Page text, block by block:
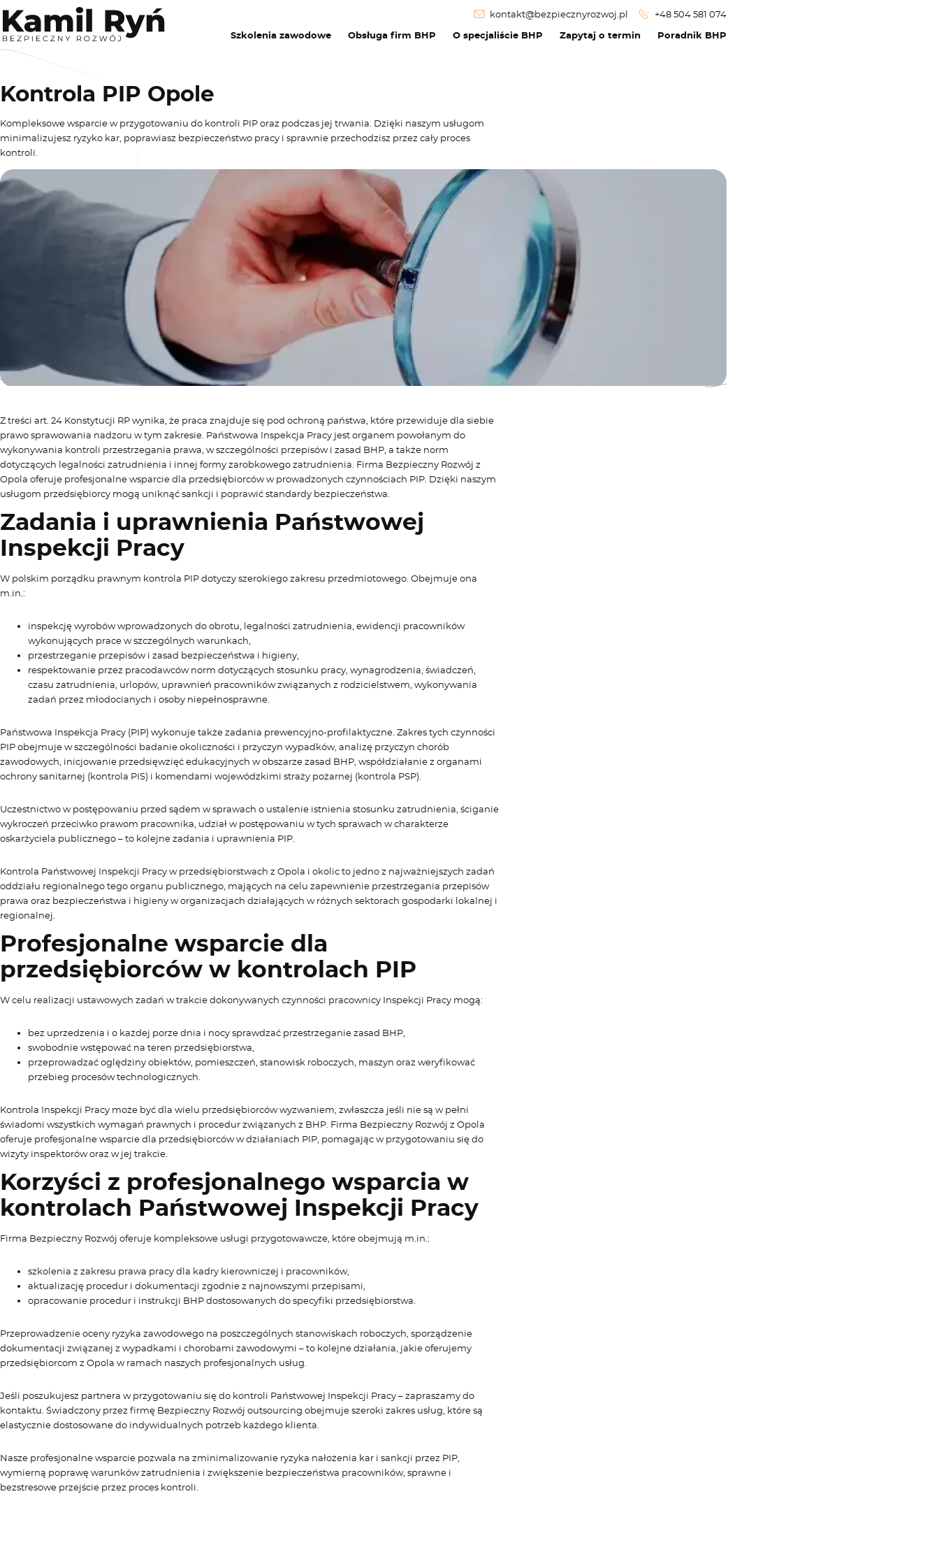
kontakt@bezpiecznyrozwoj.pl +48 504 581 074
Szkolenia zawodowe Obsługa firm BHP O specjaliście BHP Zapytaj o termin Poradnik BHP
Kontrola PIP Opole
Kompleksowe wsparcie w przygotowaniu do kontroli PIP oraz podczas jej trwania. Dzięki naszym usługom
minimalizujesz ryzyko kar, poprawiasz bezpieczeństwo pracy i sprawnie przechodzisz przez cały proces
kontroli.
Z treści art. 24 Konstytucji RP wynika, że praca znajduje się pod ochroną państwa, które przewiduje dla siebie
prawo sprawowania nadzoru w tym zakresie. Państwowa Inspekcja Pracy jest organem powołanym do
wykonywania kontroli przestrzegania prawa, w szczególności przepisów i zasad BHP, a także norm
dotyczących legalności zatrudnienia i innej formy zarobkowego zatrudnienia. Firma Bezpieczny Rozwój z
Opola oferuje profesjonalne wsparcie dla przedsiębiorców w prowadzonych czynnościach PIP. Dzięki naszym
usługom przedsiębiorcy mogą uniknąć sankcji i poprawić standardy bezpieczeństwa.
Zadania i uprawnienia Państwowej
Inspekcji Pracy
W polskim porządku prawnym kontrola PIP dotyczy szerokiego zakresu przedmiotowego. Obejmuje ona
m.in.:
inspekcję wyrobów wprowadzonych do obrotu, legalności zatrudnienia, ewidencji pracowników
wykonujących prace w szczególnych warunkach,
przestrzeganie przepisów i zasad bezpieczeństwa i higieny,
respektowanie przez pracodawców norm dotyczących stosunku pracy, wynagrodzenia, świadczeń,
czasu zatrudnienia, urlopów, uprawnień pracowników związanych z rodzicielstwem, wykonywania
zadań przez młodocianych i osoby niepełnosprawne.
Państwowa Inspekcja Pracy (PIP) wykonuje także zadania prewencyjno-profilaktyczne. Zakres tych czynności
PIP obejmuje w szczególności badanie okoliczności i przyczyn wypadków, analizę przyczyn chorób
zawodowych, inicjowanie przedsięwzięć edukacyjnych w obszarze zasad BHP, współdziałanie z organami
ochrony sanitarnej (kontrola PIS) i komendami wojewódzkimi straży pożarnej (kontrola PSP).
Uczestnictwo w postępowaniu przed sądem w sprawach o ustalenie istnienia stosunku zatrudnienia, ściganie
wykroczeń przeciwko prawom pracownika, udział w postępowaniu w tych sprawach w charakterze
oskarżyciela publicznego – to kolejne zadania i uprawnienia PIP.
Kontrola Państwowej Inspekcji Pracy w przedsiębiorstwach z Opola i okolic to jedno z najważniejszych zadań
oddziału regionalnego tego organu publicznego, mających na celu zapewnienie przestrzegania przepisów
prawa oraz bezpieczeństwa i higieny w organizacjach działających w różnych sektorach gospodarki lokalnej i
regionalnej.
Profesjonalne wsparcie dla
przedsiębiorców w kontrolach PIP
W celu realizacji ustawowych zadań w trakcie dokonywanych czynności pracownicy Inspekcji Pracy mogą:
bez uprzedzenia i o każdej porze dnia i nocy sprawdzać przestrzeganie zasad BHP,
swobodnie wstępować na teren przedsiębiorstwa,
przeprowadzać oględziny obiektów, pomieszczeń, stanowisk roboczych, maszyn oraz weryfikować
przebieg procesów technologicznych.
Kontrola Inspekcji Pracy może być dla wielu przedsiębiorców wyzwaniem, zwłaszcza jeśli nie są w pełni
świadomi wszystkich wymagań prawnych i procedur związanych z BHP. Firma Bezpieczny Rozwój z Opola
oferuje profesjonalne wsparcie dla przedsiębiorców w działaniach PIP, pomagając w przygotowaniu się do
wizyty inspektorów oraz w jej trakcie.
Korzyści z profesjonalnego wsparcia w
kontrolach Państwowej Inspekcji Pracy
Firma Bezpieczny Rozwój oferuje kompleksowe usługi przygotowawcze, które obejmują m.in.:
szkolenia z zakresu prawa pracy dla kadry kierowniczej i pracowników,
aktualizację procedur i dokumentacji zgodnie z najnowszymi przepisami,
opracowanie procedur i instrukcji BHP dostosowanych do specyfiki przedsiębiorstwa.
Przeprowadzenie oceny ryzyka zawodowego na poszczególnych stanowiskach roboczych, sporządzenie
dokumentacji związanej z wypadkami i chorobami zawodowymi – to kolejne działania, jakie oferujemy
przedsiębiorcom z Opola w ramach naszych profesjonalnych usług.
Jeśli poszukujesz partnera w przygotowaniu się do kontroli Państwowej Inspekcji Pracy – zapraszamy do
kontaktu. Świadczony przez firmę Bezpieczny Rozwój outsourcing obejmuje szeroki zakres usług, które są
elastycznie dostosowane do indywidualnych potrzeb każdego klienta.
Nasze profesjonalne wsparcie pozwala na zminimalizowanie ryzyka nałożenia kar i sankcji przez PIP,
wymierną poprawę warunków zatrudnienia i zwiększenie bezpieczeństwa pracowników, sprawne i
bezstresowe przejście przez proces kontroli.